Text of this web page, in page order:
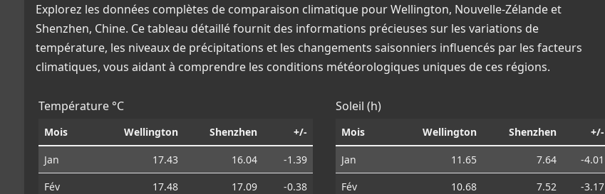
Explorez les données complètes de comparaison climatique pour Wellington, Nouvelle-Zélande et
Shenzhen, Chine. Ce tableau détaillé fournit des informations précieuses sur les variations de
température, les niveaux de précipitations et les changements saisonniers influencés par les facteurs
climatiques, vous aidant à comprendre les conditions météorologiques uniques de ces régions.
Température °C
Mois Wellington Shenzhen +/-
Jan 17.43 16.04
-1.39
Fév
17.48 17.09
-0.38
Soleil (h)
Mois Wellington Shenzhen +/-
Jan 11.65 7.64
-4.01
Fév
10.68 7.52
-3.17